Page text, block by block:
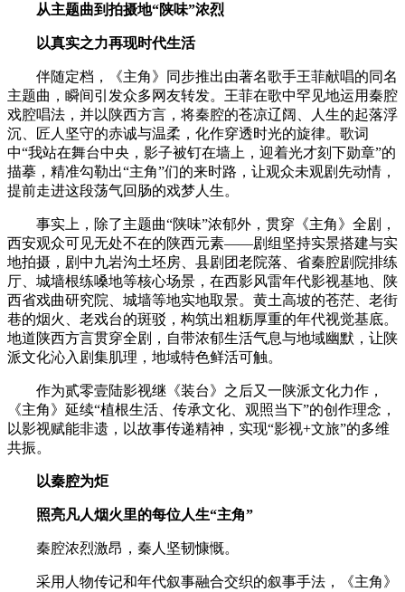
从主题曲到拍摄地“陕味”浓烈
以真实之力再现时代生活
伴随定档，《主角》同步推出由著名歌手王菲献唱的同名
主题曲，瞬间引发众多网友转发。王菲在歌中罕见地运用秦腔
戏腔唱法，并以陕西方言，将秦腔的苍凉辽阔、人生的起落浮
沉、匠人坚守的赤诚与温柔，化作穿透时光的旋律。歌词
中“我站在舞台中央，影子被钉在墙上，迎着光才刻下勋章”的
描摹，精准勾勒出“主角”们的来时路，让观众未观剧先动情，
提前走进这段荡气回肠的戏梦人生。
事实上，除了主题曲“陕味”浓郁外，贯穿《主角》全剧，
西安观众可见无处不在的陕西元素——剧组坚持实景搭建与实
地拍摄，剧中九岩沟土坯房、县剧团老院落、省秦腔剧院排练
厅、城墙根练嗓地等核心场景，在西影风雷年代影视基地、陕
西省戏曲研究院、城墙等地实地取景。黄土高坡的苍茫、老街
巷的烟火、老戏台的斑驳，构筑出粗粝厚重的年代视觉基底。
地道陕西方言贯穿全剧，自带浓郁生活气息与地域幽默，让陕
派文化沁入剧集肌理，地域特色鲜活可触。
作为贰零壹陆影视继《装台》之后又一陕派文化力作，
《主角》延续“植根生活、传承文化、观照当下”的创作理念，
以影视赋能非遗，以故事传递精神，实现“影视+文旅”的多维
共振。
以秦腔为炬
照亮凡人烟火里的每位人生“主角”
秦腔浓烈激昂，秦人坚韧慷慨。
采用人物传记和年代叙事融合交织的叙事手法，《主角》